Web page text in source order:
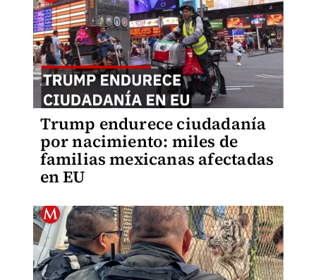
Trump endurece ciudadanía
por nacimiento: miles de
familias mexicanas afectadas
en EU